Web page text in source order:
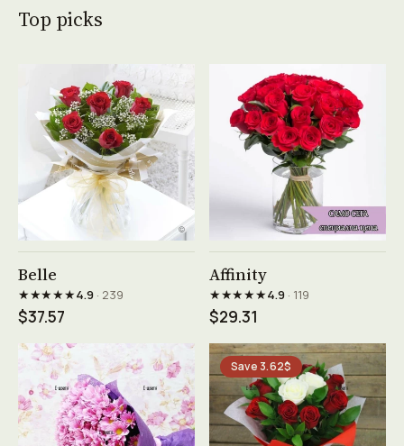
Top picks
Belle
★★★★★4.9· 239
$37.57
Affinity
★★★★★4.9· 119
$29.31
Save 3.62$